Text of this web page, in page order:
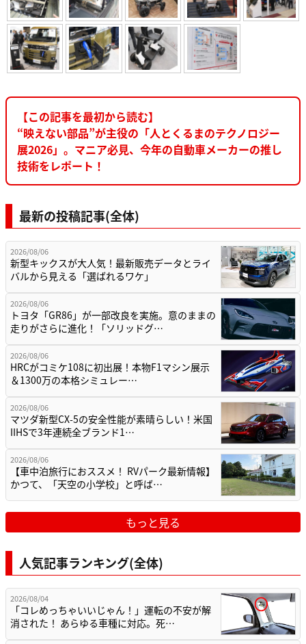
【この記事を最初から読む】
“映えない部品”が主役の「人とくるまのテクノロジー
展2026」。マニア必見、今年の自動車メーカーの推し
技術をレポート！
最新の投稿記事(全体)
2026/08/06
新型キックスが大人気！最新販売データとライ
バルから見える「選ばれるワケ」
2026/08/06
トヨタ「GR86」が一部改良を実施。意のままの
走りがさらに進化！「ソリッドグ…
2026/08/06
HRCがコミケ108に初出展！本物F1マシン展示
＆1300万の本格シミュレー…
2026/08/06
マツダ新型CX-5の安全性能が素晴らしい！米国
IIHSで3年連続全ブランド1…
2026/08/06
【車中泊旅行におススメ！ RVパーク最新情報】
かつて、「天空の小学校」と呼ば…
もっと見る
人気記事ランキング(全体)
2026/08/04
「コレめっちゃいいじゃん！」運転の不安が解
消された！ あらゆる車種に対応。死…